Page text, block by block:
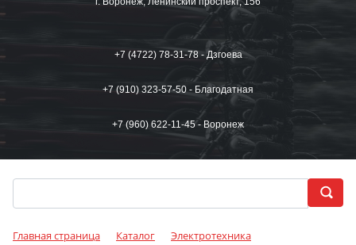
+7 (4722) 78-31-78 - Дзгоева
+7 (910) 323-57-50 - Благодатная
+7 (960) 622-11-45 - Воронеж
Главная страница Каталог
Электротехника